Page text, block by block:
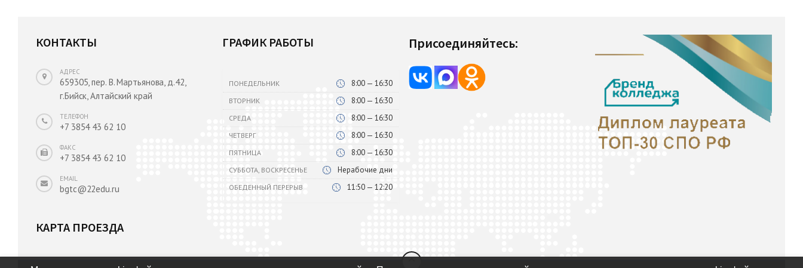
КОНТАКТЫ
АДРЕС
659305, пер. В. Мартьянова, д.42,
г.Бийск, Алтайский край
ТЕЛЕФОН
+7 3854 43 62 10
ФАКС
+7 3854 43 62 10
EMAIL
bgtc@22edu.ru
ГРАФИК РАБОТЫ
ПОНЕДЕЛЬНИК 8:00 — 16:30
ВТОРНИК 8:00 — 16:30
СРЕДА 8:00 — 16:30
ЧЕТВЕРГ 8:00 — 16:30
ПЯТНИЦА 8:00 — 16:30
СУББОТА, ВОСКРЕСЕНЬЕ Нерабочие дни
ОБЕДЕННЫЙ ПЕРЕРЫВ 11:50 — 12:20
Присоединяйтесь:
КАРТА ПРОЕЗДА